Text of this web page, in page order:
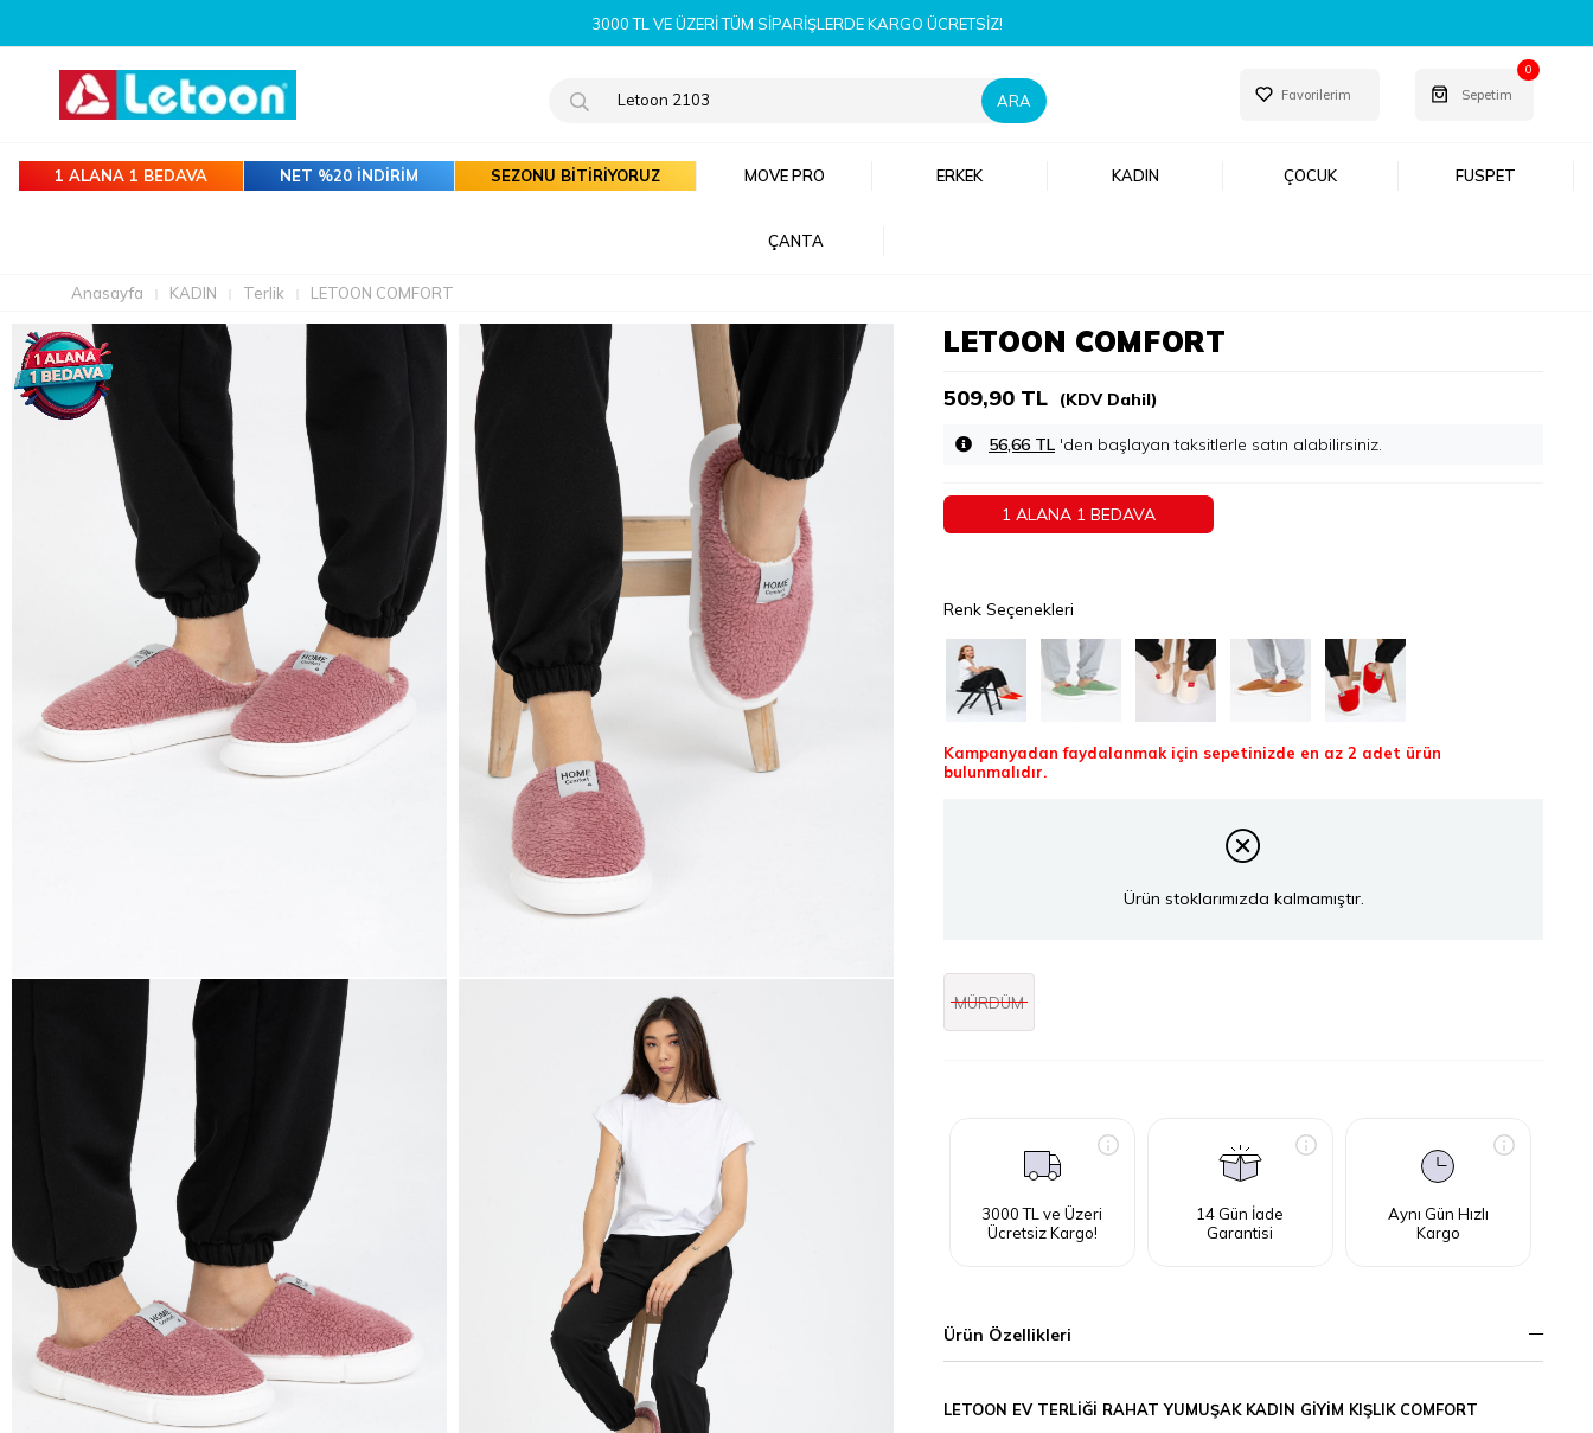
YENI SEZON ÜRÜNLERI ŞIMDI KEŞFET!
Favorilerim Sepetim
0
1 ALANA 1 BEDAVA NET %20 İNDİRİM SEZONU BİTİRİYORUZ MOVE PRO ERKEK KADIN ÇOCUK FUSPET
ÇANTA
Anasayfa KADIN Terlik LETOON COMFORT
LETOON COMFORT
509,90 TL (KDV Dahil)
56,66 TL 'den başlayan taksitlerle
1 ALANA 1 BEDAVA
Renk Seçenekleri
Kampanyadan faydalanmak için sepetinizde en az 2 adet ürün
bulunmalıdır.
Ürün stoklarımızda kalmamıştır.
MÜRDÜM
3000 TL ve Üzeri
Ücretsiz Kargo!
14 Gün İade
Garantisi
Aynı Gün Hızlı
Kargo
Ürün Özellikleri
LETOON EV TERLİĞİ RAHAT YUMUŞAK KADIN GİYİM KIŞLIK COMFORT